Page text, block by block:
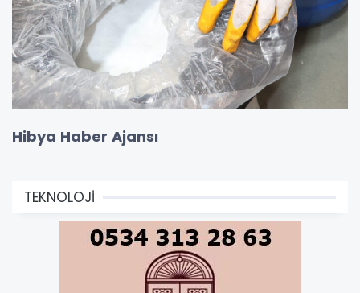
Hibya Haber Ajansı
TEKNOLOJİ